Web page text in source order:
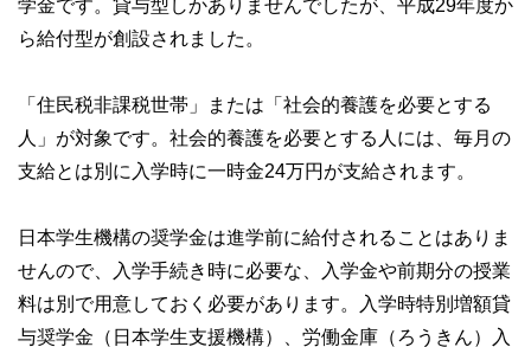
学金です。貸与型しかありませんでしたが、平成29年度か
ら給付型が創設されました。
「住民税非課税世帯」または「社会的養護を必要とする
人」が対象です。社会的養護を必要とする人には、毎月の
支給とは別に入学時に一時金24万円が支給されます。
日本学生機構の奨学金は進学前に給付されることはありま
せんので、入学手続き時に必要な、入学金や前期分の授業
料は別で用意しておく必要があります。入学時特別増額貸
与奨学金（日本学生支援機構）、労働金庫（ろうきん）入